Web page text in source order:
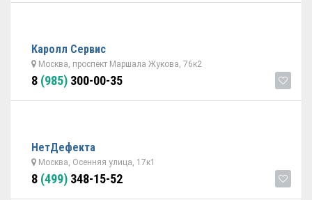
Каролл Сервис
Москва, проспект Маршала Жукова, 76к2
8 (985) 300-00-35
НетДефекта
Москва, Осенняя улица, 17к1
8 (499) 348-15-52